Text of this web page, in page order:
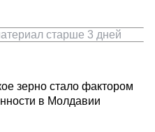
старше 3 дней
зерно стало фактором
в Молдавии